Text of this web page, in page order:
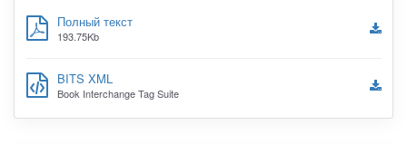
Полный текст
193.75Kb
BITS XML
Book Interchange Tag Suite